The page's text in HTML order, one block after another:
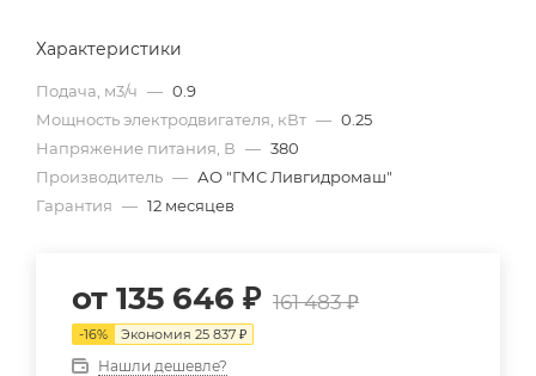
Характеристики
Подача, м3/ч — 0.9
Мощность электродвигателя, кВт — 0.25
Напряжение питания, В — 380
Производитель — АО "ГМС Ливгидромаш"
Гарантия — 12 месяцев
от 135 646 ₽ 161 483 ₽
-16% Экономия 25 837 ₽
Нашли дешевле?